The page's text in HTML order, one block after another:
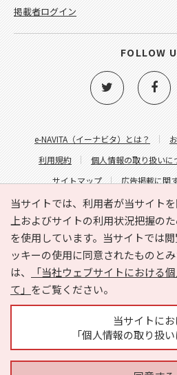
当サイトでは、利用者が当サイト
上およびサイトの利用状況把握の
を使用しています。当サイトでは
ッキーの使用に同意されたものと
は、
「当社ウェブサイトにおける
て」 をご覧ください。
当サイトにお
「個人情報の取り扱
e-NAVITA（イーナビタ）とは？
利用規約
個人情報の取り扱いに
サイトマップ
広告掲載に関
サイトの内容に関する
掲載者ログイン
FOLLOW
Copyright © HYOJITO.Co.,Ltd.